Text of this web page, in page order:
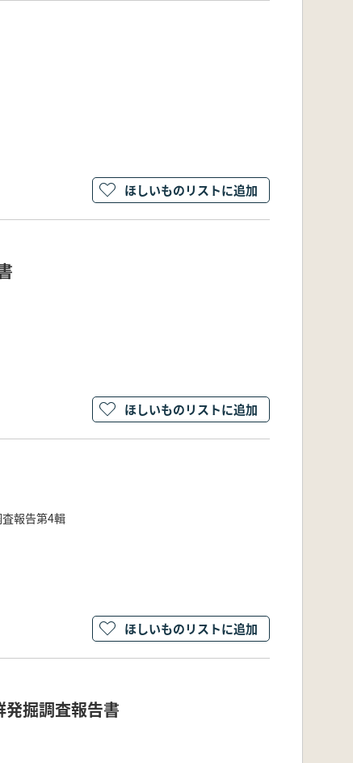
ほしいものリストに追加
ほしいものリストに追加
報告第4輯
ほしいものリストに追加
掘調査報告書